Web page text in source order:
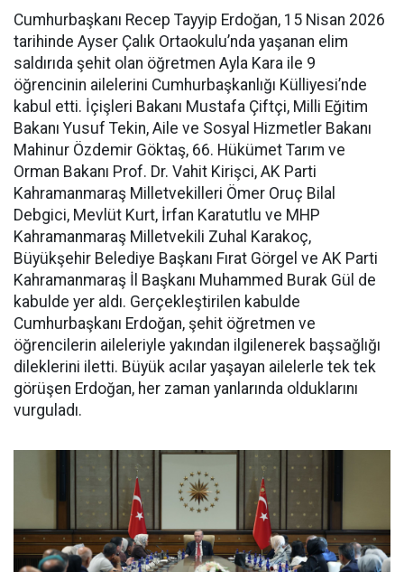
Cumhurbaşkanı Recep Tayyip Erdoğan, 15 Nisan 2026
tarihinde Ayser Çalık Ortaokulu’nda yaşanan elim
saldırıda şehit olan öğretmen Ayla Kara ile 9
öğrencinin ailelerini Cumhurbaşkanlığı Külliyesi’nde
kabul etti. İçişleri Bakanı Mustafa Çiftçi, Milli Eğitim
Bakanı Yusuf Tekin, Aile ve Sosyal Hizmetler Bakanı
Mahinur Özdemir Göktaş, 66. Hükümet Tarım ve
Orman Bakanı Prof. Dr. Vahit Kirişci, AK Parti
Kahramanmaraş Milletvekilleri Ömer Oruç Bilal
Debgici, Mevlüt Kurt, İrfan Karatutlu ve MHP
Kahramanmaraş Milletvekili Zuhal Karakoç,
Büyükşehir Belediye Başkanı Fırat Görgel ve AK Parti
Kahramanmaraş İl Başkanı Muhammed Burak Gül de
kabulde yer aldı. Gerçekleştirilen kabulde
Cumhurbaşkanı Erdoğan, şehit öğretmen ve
öğrencilerin aileleriyle yakından ilgilenerek başsağlığı
dileklerini iletti. Büyük acılar yaşayan ailelerle tek tek
görüşen Erdoğan, her zaman yanlarında olduklarını
vurguladı.